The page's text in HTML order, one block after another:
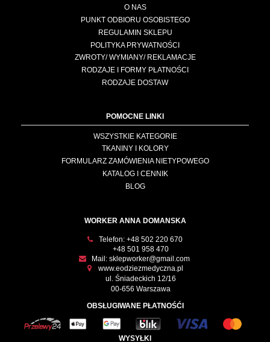
O NAS
PUNKT ODBIORU OSOBISTEGO
REGULAMIN SKLEPU
POLITYKA PRYWATNOŚCI
ZWROTY/ WYMIANY/ REKLAMACJE
RODZAJE I FORMY PŁATNOŚCI
RODZAJE DOSTAW
POMOCNE LINKI
WSZYSTKIE KATEGORIE
TKANINY I KOLORY
FORMULARZ ZAMÓWIENIA NIETYPOWEGO
KATALOG I CENNIK
BLOG
WORKER ANNA DOMANSKA
Telefon: +48 502 220 670
+48 501 958 470
Mail: sklepworker@gmail.com
www.eodziezmedyczna.pl
ul. Śniadeckich 12/16
00-656 Warszawa
OBSŁUGIWANE PŁATNOŚĆI
WYSYŁKI